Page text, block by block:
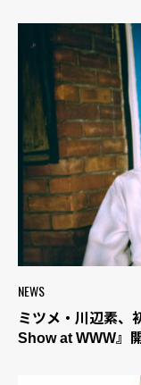
NEWS
ミツメ・川辺素、
Show at WWW』